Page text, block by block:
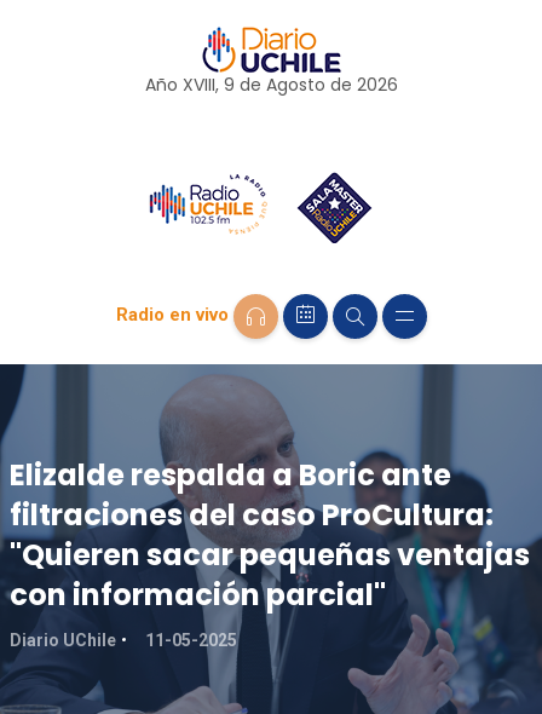
Año XVIII, 9 de Agosto de 2026
Radio en vivo
Elizalde respalda a Boric ante
filtraciones del caso ProCultura:
"Quieren sacar pequeñas ventajas
con información parcial"
Diario UChile 11-05-2025